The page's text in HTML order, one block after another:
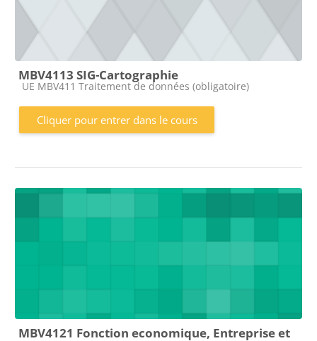
MBV4113 SIG-Cartographie
Catégorie de cours
UE MBV411 Traitement de données (obligatoire)
Cliquer pour entrer dans le cours
MBV4121 Fonction economique, Entreprise et